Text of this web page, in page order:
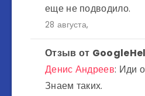
еще не подводило.
28 августа,
Отзыв от
Денис Андреев: Иди
Знаем таких.